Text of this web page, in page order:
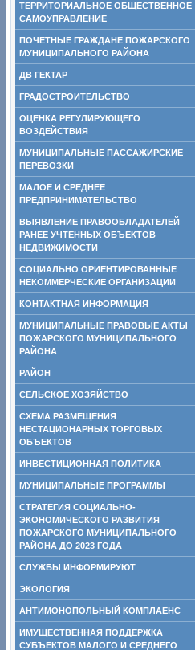
ТЕРРИТОРИАЛЬНОЕ ОБЩЕСТВЕННОЕ
САМОУПРАВЛЕНИЕ
ПОЧЕТНЫЕ ГРАЖДАНЕ ПОЖАРСКОГО
МУНИЦИПАЛЬНОГО РАЙОНА
ДВ ГЕКТАР
ГРАДОСТРОИТЕЛЬСТВО
ОЦЕНКА РЕГУЛИРУЮЩЕГО
ВОЗДЕЙСТВИЯ
МУНИЦИПАЛЬНЫЕ ПАССАЖИРСКИЕ
ПЕРЕВОЗКИ
МАЛОЕ И СРЕДНЕЕ
ПРЕДПРИНИМАТЕЛЬСТВО
ВЫЯВЛЕНИЕ ПРАВООБЛАДАТЕЛЕЙ
РАНЕЕ УЧТЕННЫХ ОБЪЕКТОВ
НЕДВИЖИМОСТИ
СОЦИАЛЬНО ОРИЕНТИРОВАННЫЕ
НЕКОММЕРЧЕСКИЕ ОРГАНИЗАЦИИ
КОНТАКТНАЯ ИНФОРМАЦИЯ
МУНИЦИПАЛЬНЫЕ ПРАВОВЫЕ АКТЫ
ПОЖАРСКОГО МУНИЦИПАЛЬНОГО
РАЙОНА
РАЙОН
СЕЛЬСКОЕ ХОЗЯЙСТВО
СХЕМА РАЗМЕЩЕНИЯ
НЕСТАЦИОНАРНЫХ ТОРГОВЫХ
ОБЪЕКТОВ
ИНВЕСТИЦИОННАЯ ПОЛИТИКА
МУНИЦИПАЛЬНЫЕ ПРОГРАММЫ
СТРАТЕГИЯ СОЦИАЛЬНО-
ЭКОНОМИЧЕСКОГО РАЗВИТИЯ
ПОЖАРСКОГО МУНИЦИПАЛЬНОГО
РАЙОНА ДО 2023 ГОДА
СЛУЖБЫ ИНФОРМИРУЮТ
ЭКОЛОГИЯ
АНТИМОНОПОЛЬНЫЙ КОМПЛАЕНС
ИМУЩЕСТВЕННАЯ ПОДДЕРЖКА
СУБЪЕКТОВ МАЛОГО И СРЕДНЕГО